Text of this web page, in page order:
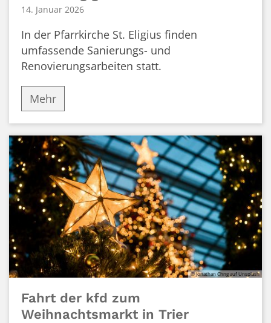
14. Januar 2026
In der Pfarrkirche St. Eligius finden
umfassende Sanierungs- und
Renovierungsarbeiten statt.
Mehr
© Jonathan Chng auf Unsplash
Fahrt der kfd zum
Weihnachtsmarkt in Trier